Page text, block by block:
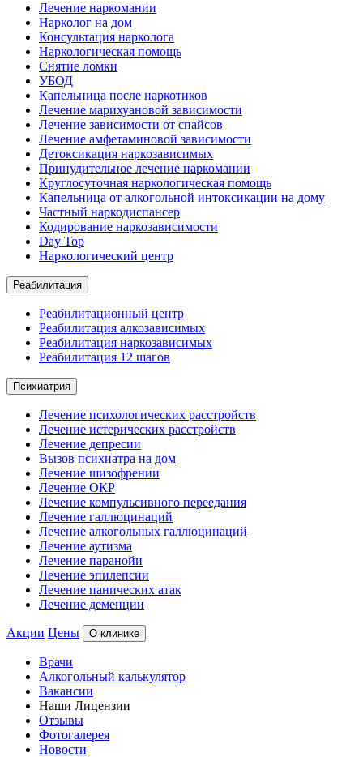
Лечение наркомании
Нарколог на дом
Консультация нарколога
Наркологическая помощь
Снятие ломки
УБОД
Капельница после наркотиков
Лечение марихуановой зависимости
Лечение зависимости от спайсов
Лечение амфетаминовой зависимости
Детоксикация наркозависимых
Принудительное лечение наркомании
Круглосуточная наркологическая помощь
Капельница от алкогольной интоксикации на дому
Частный наркодиспансер
Кодирование наркозависимости
Day Top
Наркологический центр
Реабилитация
Реабилитационный центр
Реабилитация алкозависимых
Реабилитация наркозависимых
Реабилитация 12 шагов
Психиатрия
Лечение психологических расстройств
Лечение истерических расстройств
Лечение депресии
Вызов психиатра на дом
Лечение шизофрении
Лечение ОКР
Лечение компульсивного переедания
Лечение галлюцинаций
Лечение алкогольных галлюцинаций
Лечение аутизма
Лечение паранойи
Лечение эпилепсии
Лечение панических атак
Лечение деменции
Акции Цены О клинике
Врачи
Алкогольный калькулятор
Вакансии
Наши Лицензии
Отзывы
Фотогалерея
Новости